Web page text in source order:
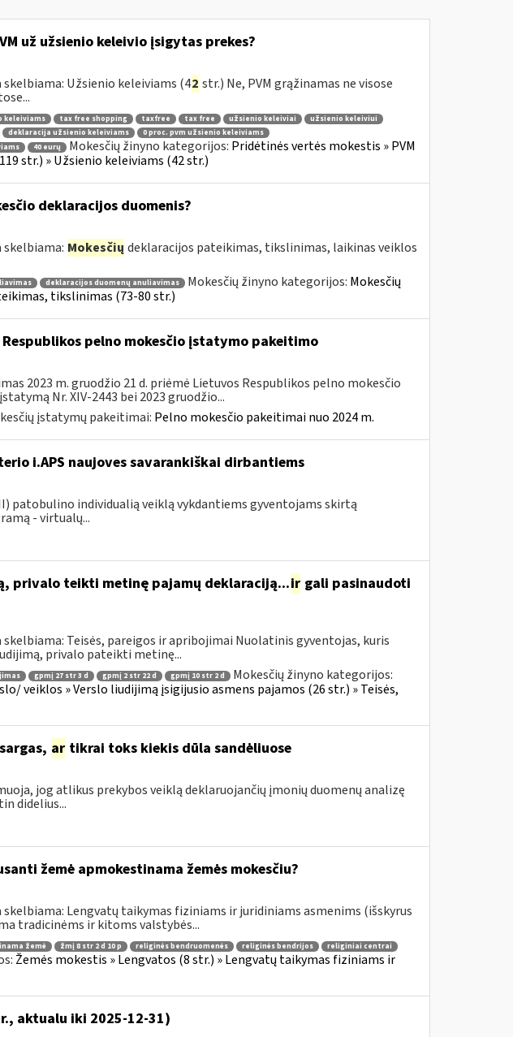
už užsienio keleivio įsigytas prekes?
Užsienio keleiviams (42 str.) Ne, PVM grąžinamas ne visose
keleiviams tax free shopping taxfree tax free užsienio keleiviai
užsienio keleiviui
deklaracija užsienio keleiviams
0 proc. pvm užsienio keleiviams
40 eurų Mokesčių žinyno kategorijos: Pridėtinės vertės mokestis » PVM
str.) » Užsienio keleiviams (42 str.)
deklaracijos duomenis?
skelbiama: Mokesčių deklaracijos pateikimas, tikslinimas, laikinas veiklos
deklaracijos duomenų anuliavimas Mokesčių žinyno kategorijos: Mokesčių
tikslinimas (73-80 str.)
pelno mokesčio įstatymo pakeitimo
2023 m. gruodžio 21 d. priėmė Lietuvos Respublikos pelno mokesčio
Nr. XIV-2443 bei 2023 gruodžio...
įstatymų pakeitimai: Pelno mokesčio pakeitimai nuo 2024 m.
i.APS naujoves savarankiškai dirbantiems
patobulino individualią veiklą vykdantiems gyventojams skirtą
- virtualų...
privalo teikti metinę pajamų deklaraciją...irgali pasinaudoti
Teisės, pareigos ir apribojimai Nuolatinis gyventojas, kuris
privalo pateikti metinę...
gpmį 27 str 3 d gpmį 2 str 22 d gpmį 10 str 2 d
Mokesčių žinyno kategorijos:
veiklos » Verslo liudijimą įsigijusio asmens pajamos (26 str.) » Teisės,
artikrai toks kiekis dūla sandėliuose
jog atlikus prekybos veiklą deklaruojančių įmonių duomenų analizę
didelius...
žemė apmokestinama žemės mokesčiu?
Lengvatų taikymas fiziniams ir juridiniams asmenims (išskyrus
tradicinėms ir kitoms valstybės...
žemė žmį 8 str 2 d 10 p religinės bendruomenės religinės bendrijos
religiniai centrai
Žemės mokestis » Lengvatos (8 str.) » Lengvatų taikymas fiziniams ir
aktualu iki 2025-12-31)